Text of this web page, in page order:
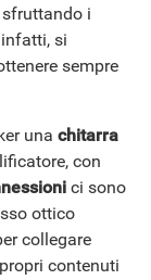
sfruttando i
si
sempre
una chitarra
con
ci sono
ottico
collegare
contenuti